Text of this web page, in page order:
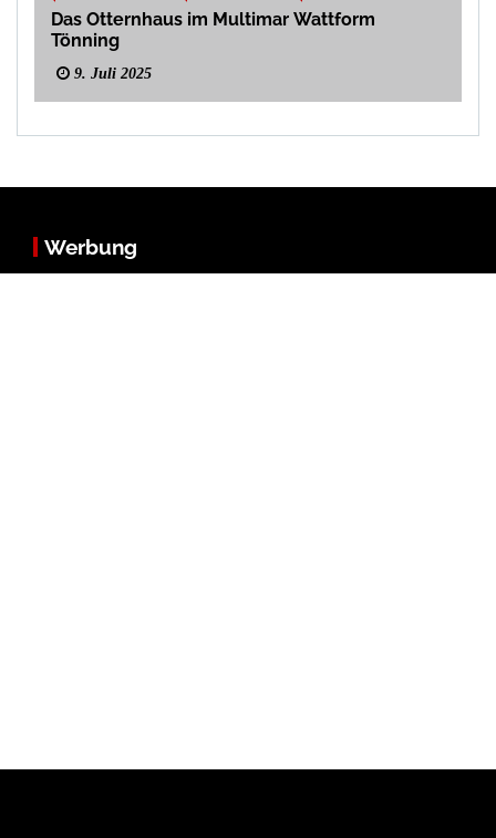
Das Otternhaus im Multimar Wattform
Tönning
9. Juli 2025
Werbung